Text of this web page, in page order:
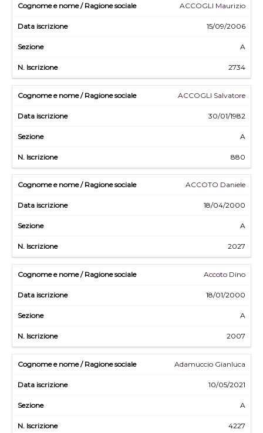
ACCOGLI Maurizio
15/09/2006
A
2734
ACCOGLI Salvatore
30/01/1982
A
880
ACCOTO Daniele
18/04/2000
A
2027
Accoto Dino
18/01/2000
A
2007
Adamuccio Gianluca
10/05/2021
A
4227